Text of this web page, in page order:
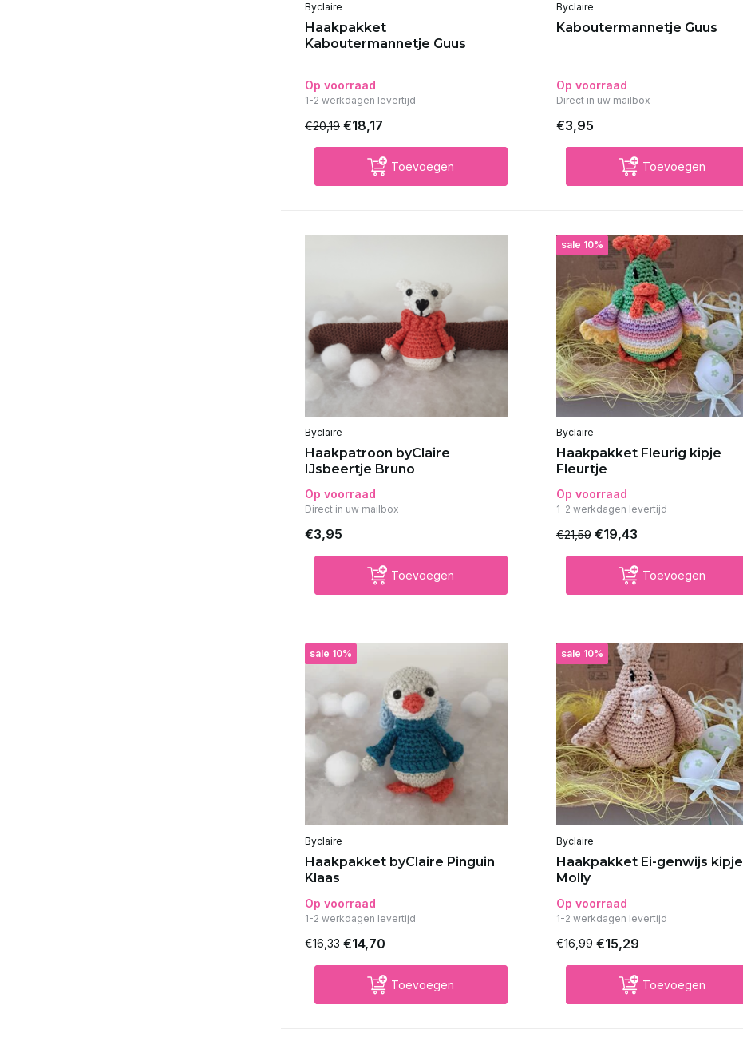
Byclaire
Haakpakket
Kaboutermannetje Guus
Op voorraad
1-2 werkdagen levertijd
€20,19 €18,17
Toevoegen
Byclaire
Kaboutermannetje Guus
Op voorraad
Direct in uw mailbox
€3,95
Toevoegen
Byclaire
Haakpatroon byClaire
IJsbeertje Bruno
Op voorraad
Direct in uw mailbox
€3,95
Toevoegen
sale 10%
Byclaire
Haakpakket Fleurig kipje
Fleurtje
Op voorraad
1-2 werkdagen levertijd
€21,59 €19,43
Toevoegen
sale 10%
Byclaire
Haakpakket byClaire Pinguin
Klaas
Op voorraad
1-2 werkdagen levertijd
€16,33 €14,70
Toevoegen
sale 10%
Byclaire
Haakpakket Ei-genwijs kipje
Molly
Op voorraad
1-2 werkdagen levertijd
€16,99 €15,29
Toevoegen